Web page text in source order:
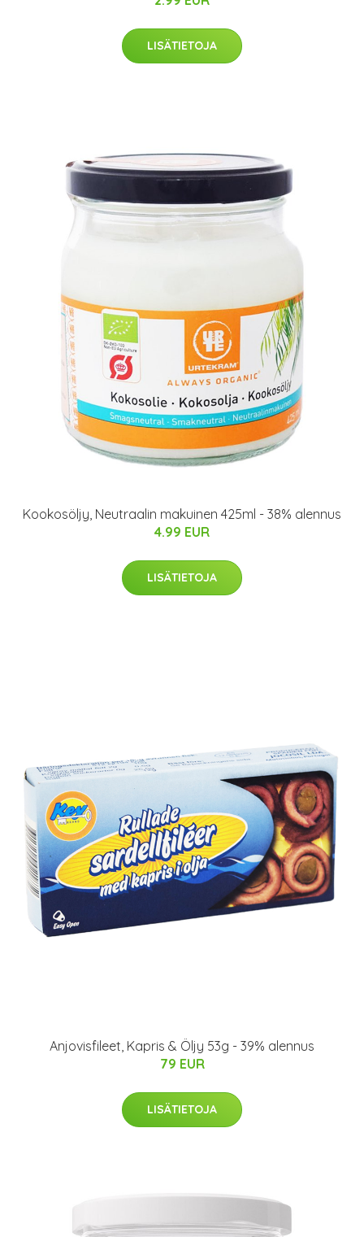
LISÄTIETOJA
Kookosöljy, Neutraalin makuinen 425ml - 38% alennus
4.99 EUR
LISÄTIETOJA
Anjovisfileet, Kapris & Öljy 53g - 39% alennus
79 EUR
LISÄTIETOJA